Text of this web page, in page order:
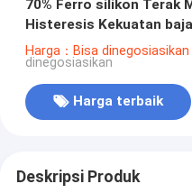
70% Ferro silikon Terak
Histeresis Kekuatan
Harga：Bisa dinegosiasikan
dinegosiasikan
Harga terbaik
Deskripsi Produk